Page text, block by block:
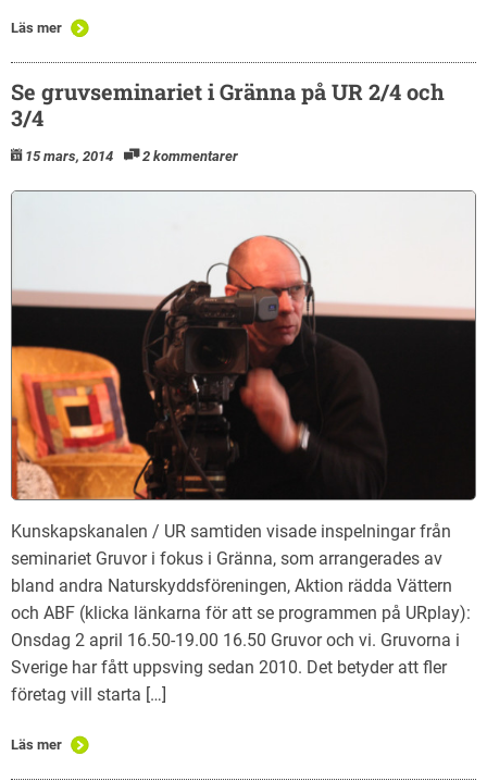
Läs mer
Se gruvseminariet i Gränna på UR 2/4 och
3/4
15 mars, 2014 2 kommentarer
Kunskapskanalen / UR samtiden visade inspelningar från
seminariet Gruvor i fokus i Gränna, som arrangerades av
bland andra Naturskyddsföreningen, Aktion rädda Vättern
och ABF (klicka länkarna för att se programmen på URplay):
Onsdag 2 april 16.50-19.00 16.50 Gruvor och vi. Gruvorna i
Sverige har fått uppsving sedan 2010. Det betyder att fler
företag vill starta […]
Läs mer